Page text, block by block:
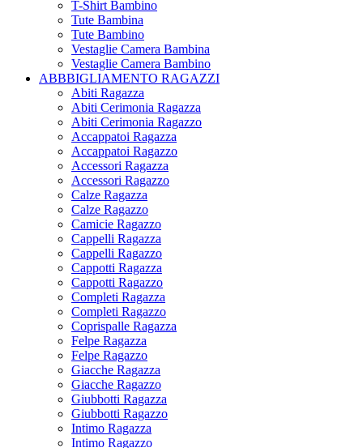
T-Shirt Bambino
Tute Bambina
Tute Bambino
Vestaglie Camera Bambina
Vestaglie Camera Bambino
ABBBIGLIAMENTO RAGAZZI
Abiti Ragazza
Abiti Cerimonia Ragazza
Abiti Cerimonia Ragazzo
Accappatoi Ragazza
Accappatoi Ragazzo
Accessori Ragazza
Accessori Ragazzo
Calze Ragazza
Calze Ragazzo
Camicie Ragazzo
Cappelli Ragazza
Cappelli Ragazzo
Cappotti Ragazza
Cappotti Ragazzo
Completi Ragazza
Completi Ragazzo
Coprispalle Ragazza
Felpe Ragazza
Felpe Ragazzo
Giacche Ragazza
Giacche Ragazzo
Giubbotti Ragazza
Giubbotti Ragazzo
Intimo Ragazza
Intimo Ragazzo